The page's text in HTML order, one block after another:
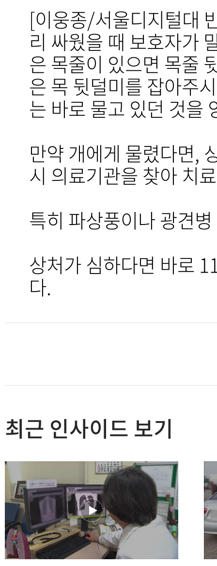
[이웅종/서울디지털대
리 싸웠을 때 보호자가
은 목줄이 있으면 목줄
은 목 뒷덜미를 잡아주
는 바로 물고 있던 것을
만약 개에게 물렸다면,
시 의료기관을 찾아 치
특히 파상풍이나 광견
상처가 심하다면 바로
다.
최근 인사이드 보기